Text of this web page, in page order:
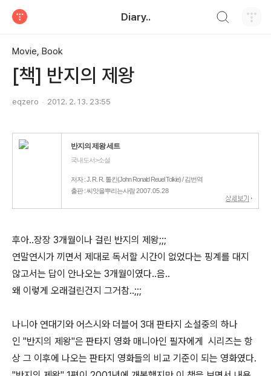
Diary..
Movie, Book
[책] 반지의 제왕
eqzero 2012. 2. 13. 23:55
반지의 제왕 세트
국내도서>소설
저자 : J. R. R. 톨킨(John Ronald Reuel Tolkie) / 김번역
출판 : 씨앗을뿌리는사람2007.05.28
후아..장장 3개월이나 걸린 반지의 제왕;;;
연말연시가 끼면서 제대로 독서할 시간이 없었다는 핑계를 대지
않고서는 답이 안나오는 3개월이였다..음..
왜 이렇게 오래걸린건지 그거참..;;;
나니아 연대기와 어스시와 더블어 3대 판타지 소설중의 하나
인 "반지의 제왕"은 판타지 영화 매니아인 필자에게 시리즈는 항
상 그 이후에 나오는 판타지 영화들의 비교 기준이 되는 영화였다.